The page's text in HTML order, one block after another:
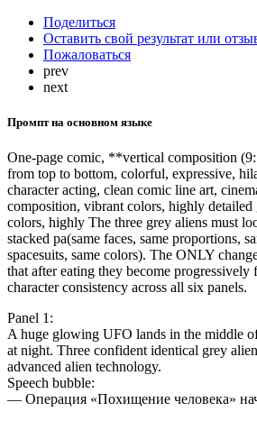
Поделиться
Оставить свой результат или
Пожаловаться
prev
next
Промпт на основном языке
One-page comic, **vertical composition
from top to bottom, colorful, expressive,
character acting, clean comic line art,
composition, vibrant colors, highly
colors, highly The three grey aliens must
stacked pa(same faces, same proportions,
spacesuits, same colors). The ONLY
that after eating they become progressively
character consistency across all six panels.
Panel 1:
A huge glowing UFO lands in the middle
at night. Three confident identical grey
advanced alien technology.
Speech bubble:
— Операция «Похищение человека»